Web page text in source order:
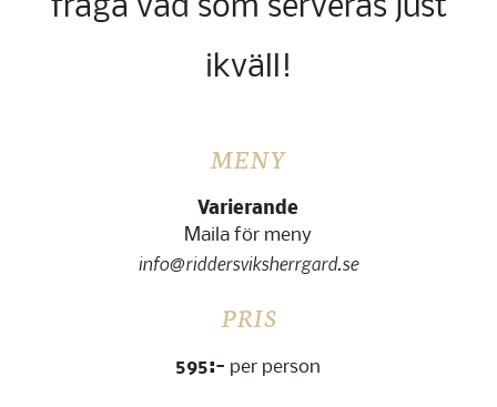
fråga vad som serveras just
ikväll!
MENY
Varierande
Maila för meny
info@riddersviksherrgard.se
PRIS
595:- per person